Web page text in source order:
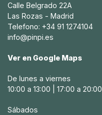
Calle Belgrado 22A
Las Rozas - Madrid
Telefono: +34 91 1274104
info@pinpi.es
Ver en Google Maps
De lunes a viernes
10:00 a 13:00 | 17:00 a 20:00
Sábados